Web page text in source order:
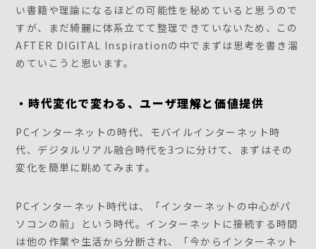
い書籍や理論になるほどの可能性を秘めていると思うので
すが、まだ綺麗に体系立てて整理できていないため、この
AFTER DIGITAL Inspirationの中でまずは思考を書き溜
めていこうと思います。
・時代変化で変わる、ユーザ理解と価値提供
PCインターネットの時代、モバイルインターネット時
代、デジタルリアル融合時代を3つに分けて、まずはその
変化を簡単に眺めてみます。
PCインターネット時代は、「インターネットの中心がパ
ソコンの前」という時代。インターネットに接続する時間
は他の作業や生活から分断され、「今からインターネット